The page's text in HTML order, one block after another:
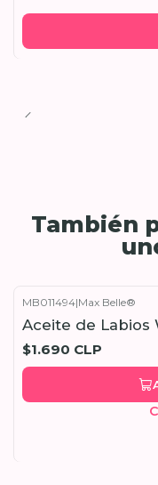
También
MB011494|Max Belle®
Aceite de Labios
$1.690 CLP